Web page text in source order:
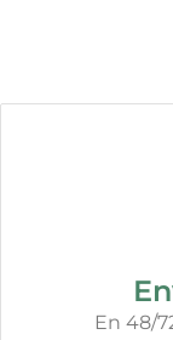
En 48/